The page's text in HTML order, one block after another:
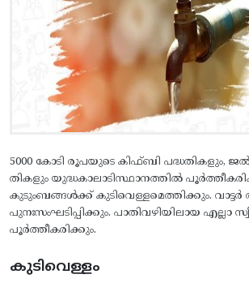
5000 കോടി രൂപയുടെ കിഫ്ബി പദ്ധതികളും,
തികളും യുദ്ധകാലാടിസ്ഥാനത്തില്‍
കുടുംബങ്ങള്‍ക്ക് കുടിവെള്ളമെത്തിക്കും. വാട്ടര്‍
പുനഃസംഘടിപ്പിക്കും. പാതിവഴിയിലായ എല്ലാ
പൂര്‍ത്തീകരിക്കും.
കുടിവെള്ളം